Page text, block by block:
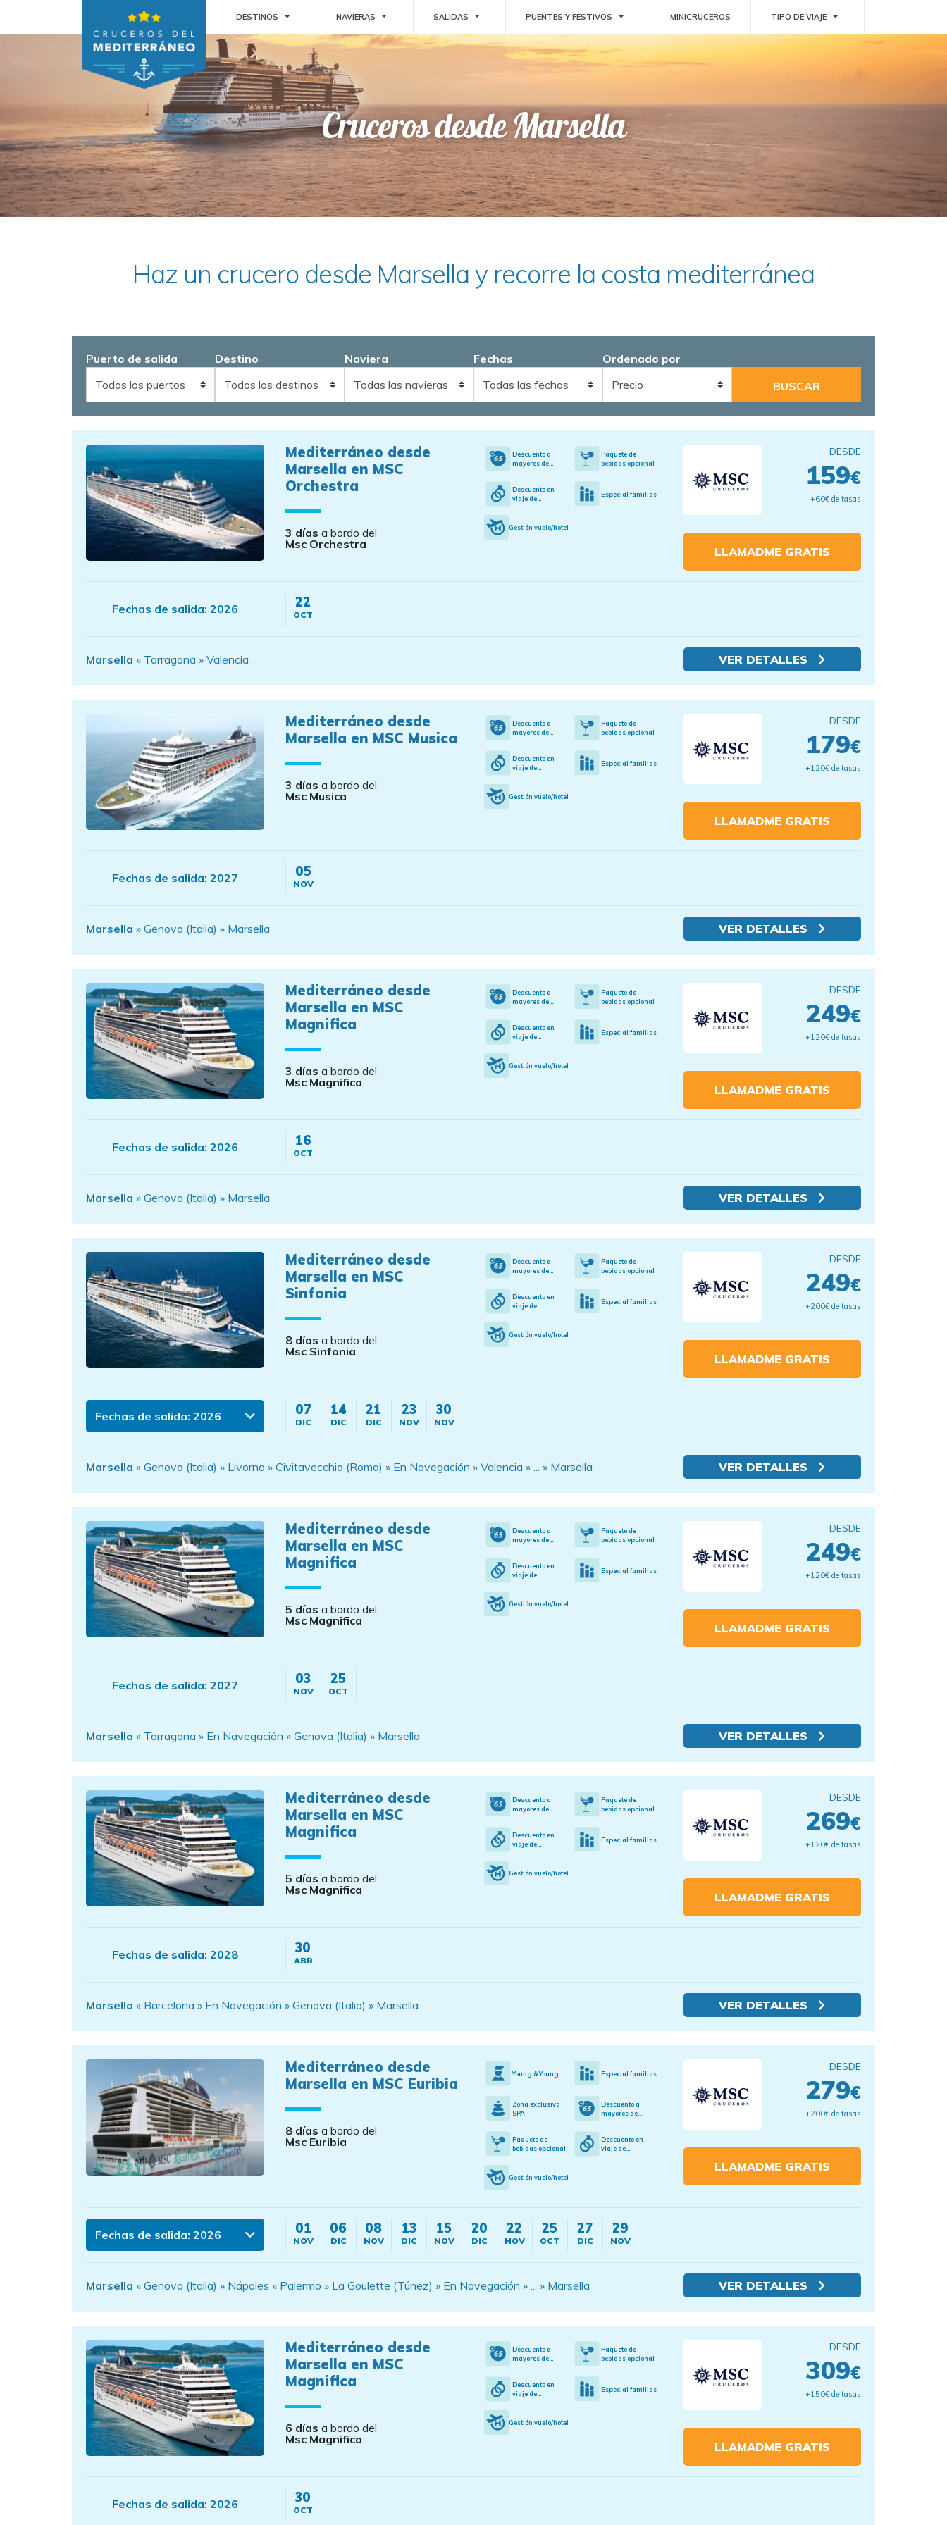
DESTINOS TOGGLE DROPDOWN
NAVIERAS TOGGLE DROPDOWN
SALIDAS TOGGLE DROPDOWNPUENTES Y FESTIVOS TOGGLE DROPDOWN
MINICRUCEROS TIPO DE VIAJE TOGGLE DROPDOWN
Cruceros desde Marsella
Haz un crucero desde Marsella y recorre la costa mediterránea
Puerto de salida Destino Naviera Fechas Ordenado por
Mediterráneo desde
Marsella en MSC
Orchestra
3 días a bordo del
Msc Orchestra
Descuento a
mayores de...
Paquete de
bebidas opcional
Descuento en
viaje de...
Especial familias
Gestión vuelo/hotel
DESDE
159€
+60€ de tasas
LLAMADME GRATIS
Fechas de salida: 2026 22
OCT
Marsella » Tarragona » Valencia VER DETALLES
Mediterráneo desde
Marsella en MSC Musica
3 días a bordo del
Msc Musica
Descuento a
mayores de...
Paquete de
bebidas opcional
Descuento en
viaje de...
Especial familias
Gestión vuelo/hotel
DESDE
179€
+120€ de tasas
LLAMADME GRATIS
Fechas de salida: 2027 05
NOV
Marsella » Genova (Italia) » Marsella VER DETALLES
Mediterráneo desde
Marsella en MSC
Magnifica
3 días a bordo del
Msc Magnifica
Descuento a
mayores de...
Paquete de
bebidas opcional
Descuento en
viaje de...
Especial familias
Gestión vuelo/hotel
DESDE
249€
+120€ de tasas
LLAMADME GRATIS
Fechas de salida: 2026 16
OCT
Marsella » Genova (Italia) » Marsella VER DETALLES
Mediterráneo desde
Marsella en MSC
Sinfonia
8 días a bordo del
Msc Sinfonia
Descuento a
mayores de...
Paquete de
bebidas opcional
Descuento en
viaje de...
Especial familias
Gestión vuelo/hotel
DESDE
249€
+200€ de tasas
LLAMADME GRATIS
Fechas de salida: 2026 07
DIC
14
DIC
21
DIC
23
NOV
30
NOV
Marsella » Genova (Italia) » Livorno » Civitavecchia (Roma) » En Navegación » Valencia » ... » Marsella VER DETALLES
Mediterráneo desde
Marsella en MSC
Magnifica
5 días a bordo del
Msc Magnifica
Descuento a
mayores de...
Paquete de
bebidas opcional
Descuento en
viaje de...
Especial familias
Gestión vuelo/hotel
DESDE
249€
+120€ de tasas
LLAMADME GRATIS
Fechas de salida: 2027 03
NOV
25
OCT
Marsella » Tarragona » En Navegación » Genova (Italia) » Marsella VER DETALLES
Mediterráneo desde
Marsella en MSC
Magnifica
5 días a bordo del
Msc Magnifica
Descuento a
mayores de...
Paquete de
bebidas opcional
Descuento en
viaje de...
Especial familias
Gestión vuelo/hotel
DESDE
269€
+120€ de tasas
LLAMADME GRATIS
Fechas de salida: 2028 30
ABR
Marsella » Barcelona » En Navegación » Genova (Italia) » Marsella VER DETALLES
Mediterráneo desde
Marsella en MSC Euribia
8 días a bordo del
Msc Euribia
Young & Young Especial familias
Zona exclusiva
SPA
Descuento a
mayores de...
Paquete de
bebidas opcional
Descuento en
viaje de...
Gestión vuelo/hotel
DESDE
279€
+200€ de tasas
LLAMADME GRATIS
Fechas de salida: 2026 01
NOV
06
DIC
08
NOV
13
DIC
15
NOV
20
DIC
22
NOV
25
OCT
27
DIC
29
NOV
Marsella » Genova (Italia) » Nápoles » Palermo » La Goulette (Túnez) » En Navegación » ... » Marsella VER DETALLES
Mediterráneo desde
Marsella en MSC
Magnifica
6 días a bordo del
Msc Magnifica
Descuento a
mayores de...
Paquete de
bebidas opcional
Descuento en
viaje de...
Especial familias
Gestión vuelo/hotel
DESDE
309€
+150€ de tasas
LLAMADME GRATIS
Fechas de salida: 2026 30
OCT